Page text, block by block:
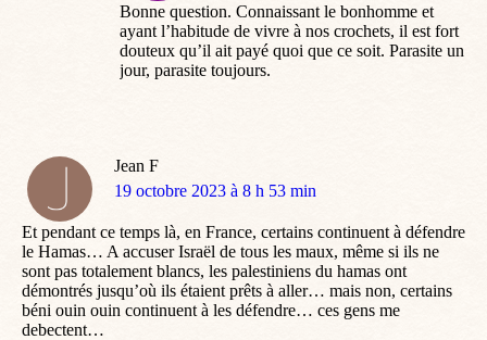
Bonne question. Connaissant le bonhomme et
ayant l’habitude de vivre à nos crochets, il est fort
douteux qu’il ait payé quoi que ce soit. Parasite un
jour, parasite toujours.
Jean F
dit
19 octobre 2023 à 8 h 53 min
Et pendant ce temps là, en France, certains continuent à défendre
le Hamas… A accuser Israël de tous les maux, même si ils ne
sont pas totalement blancs, les palestiniens du hamas ont
démontrés jusqu’où ils étaient prêts à aller… mais non, certains
béni ouin ouin continuent à les défendre… ces gens me
debectent…